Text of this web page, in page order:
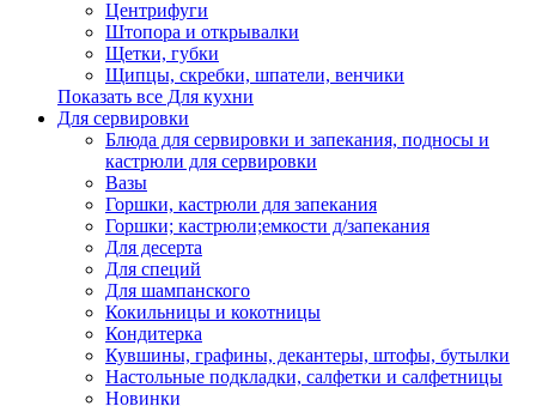
Центрифуги
Штопора и открывалки
Щетки, губки
Щипцы, скребки, шпатели, венчики
Показать все Для кухни
Для сервировки
Блюда для сервировки и запекания, подносы и
кастрюли для сервировки
Вазы
Горшки, кастрюли для запекания
Горшки; кастрюли;емкости д/запекания
Для десерта
Для специй
Для шампанского
Кокильницы и кокотницы
Кондитерка
Кувшины, графины, декантеры, штофы, бутылки
Настольные подкладки, салфетки и салфетницы
Новинки